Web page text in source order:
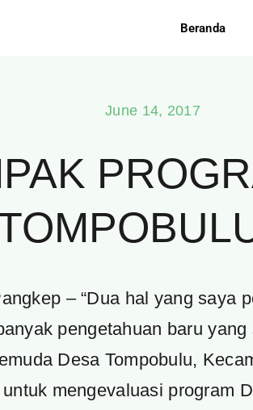
Beranda
June 14, 2017
– “Dua hal yang saya
pengetahuan baru
Desa Tompobulu,
mengevaluasi program